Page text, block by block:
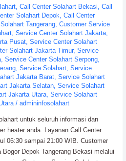
, Call Center Solahart Bekasi, Call
Solahart Depok, Call Center
Tangerang, Customer Service
, Service Center Solahart Jakarta,
Pusat, Service Center Solahart
Solahart Jakarta Timur, Service
, Service Center Solahart Serpong,
, Service Solahart, Service
Jakarta Barat, Service Solahart
Jakarta Selatan, Service Solahart
Jakarta Utara, Service Solahart
/ admininfosolahart
untuk seluruh informasi dan
heater anda. Layanan Call Center
06:30 sampai 21:00 WIB. Customer
Depok Tangerang Bekasi melalui